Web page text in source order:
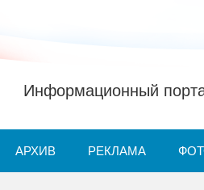
Информационный
АРХИВ РЕКЛАМА